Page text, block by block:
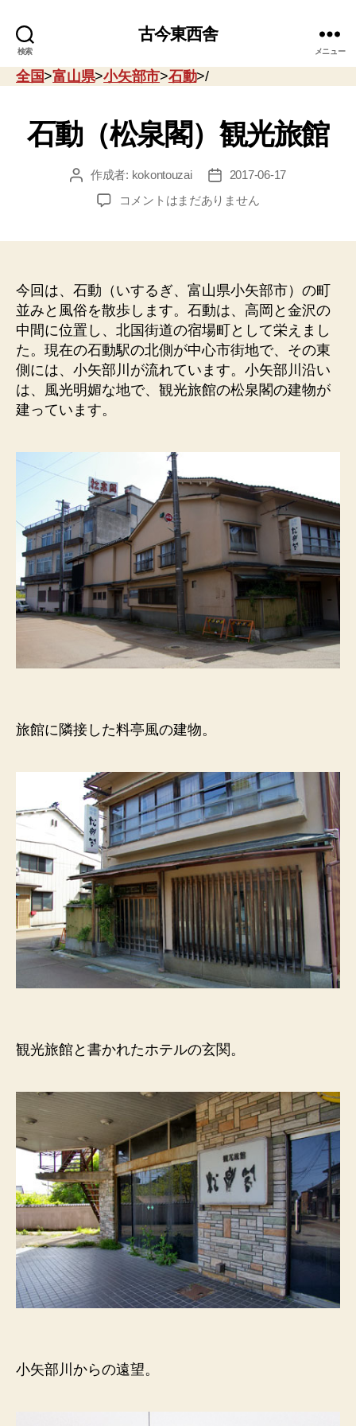
検索
古今東西舎
メニュー
全国>富山県>小矢部市>石動>/
石動（松泉閣）観光旅館
投 作成者: kokontouzai
投
稿
日
2017-06-17
石
観
光
旅
館
へ
の
コメントはまだありません
今回は、石動（いするぎ、富山県小矢部市）の町
並みと風俗を散歩します。石動は、高岡と金沢の
中間に位置し、北国街道の宿場町として栄えまし
た。現在の石動駅の北側が中心市街地で、その東
側には、小矢部川が流れています。小矢部川沿い
は、風光明媚な地で、観光旅館の松泉閣の建物が
建っています。
旅館に隣接した料亭風の建物。
観光旅館と書かれたホテルの玄関。
小矢部川からの遠望。